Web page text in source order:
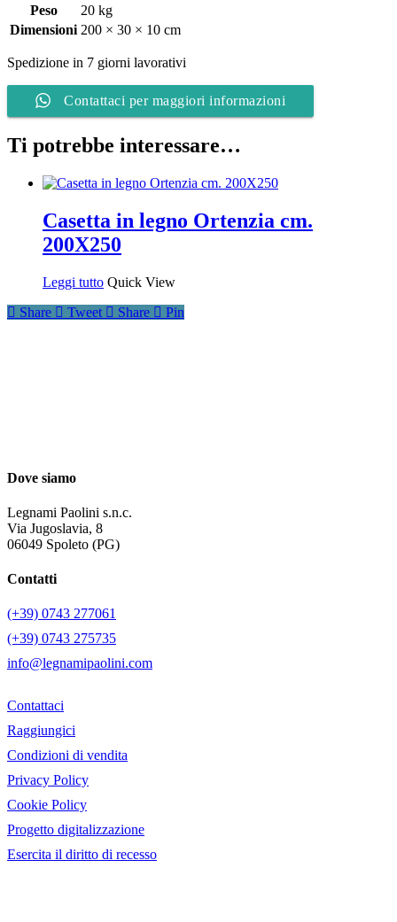
Peso
20 kg
Dimensioni 200 × 30 × 10 cm
Spedizione in 7 giorni lavorativi
Contattaci per maggiori informazioni
Ti potrebbe interessare…
Casetta in legno Ortenzia cm.
200X250
Leggi tutto Quick View
Share
Tweet Share Pin
Dove siamo
Legnami Paolini s.n.c.
Via Jugoslavia, 8
06049 Spoleto (PG)
Contatti
(+39) 0743 277061
(+39) 0743 275735
info@legnamipaolini.com
Contattaci
Raggiungici
Condizioni di vendita
Privacy Policy
Cookie Policy
Progetto digitalizzazione
Esercita il diritto di recesso